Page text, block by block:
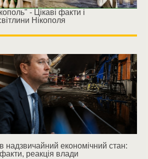
- Цікаві факти і
Нікополя
надзвичайний економічний стан:
реакція влади